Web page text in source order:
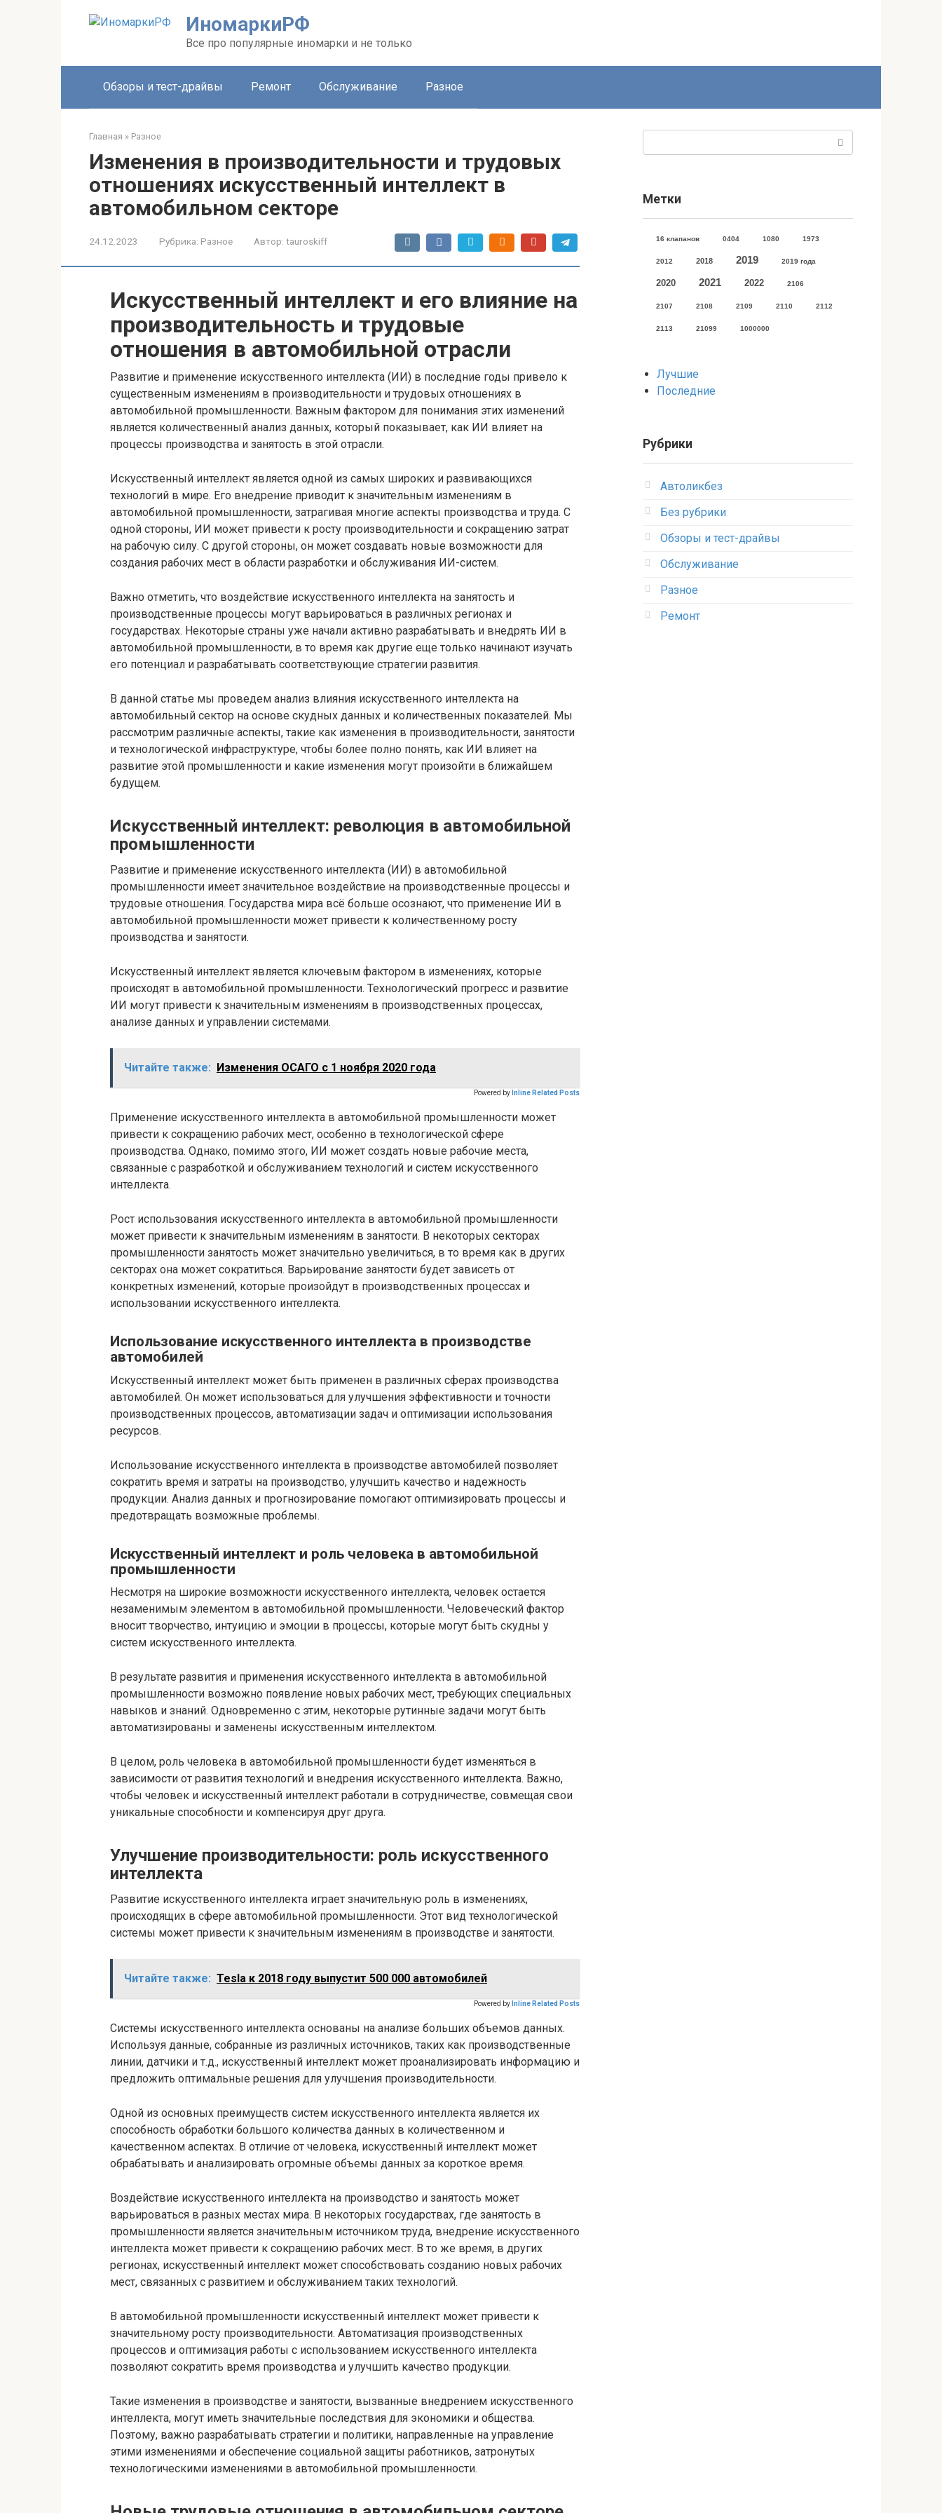
ИномаркиРФ
Все про популярные иномарки и не только
Обзоры и тест-драйвы Ремонт Обслуживание Разное
Главная » Разное
Изменения в производительности и трудовых
отношениях искусственный интеллект в
автомобильном секторе
24.12.2023 Рубрика: Разное Автор: tauroskiff
Искусственный интеллект и его влияние на
производительность и трудовые
отношения в автомобильной отрасли
Развитие и применение искусственного интеллекта (ИИ) в последние годы привело к
существенным изменениям в производительности и трудовых отношениях в
автомобильной промышленности. Важным фактором для понимания этих изменений
является количественный анализ данных, который показывает, как ИИ влияет на
процессы производства и занятость в этой отрасли.
Искусственный интеллект является одной из самых широких и развивающихся
технологий в мире. Его внедрение приводит к значительным изменениям в
автомобильной промышленности, затрагивая многие аспекты производства и труда. С
одной стороны, ИИ может привести к росту производительности и сокращению затрат
на рабочую силу. С другой стороны, он может создавать новые возможности для
создания рабочих мест в области разработки и обслуживания ИИ-систем.
Важно отметить, что воздействие искусственного интеллекта на занятость и
производственные процессы могут варьироваться в различных регионах и
государствах. Некоторые страны уже начали активно разрабатывать и внедрять ИИ в
автомобильной промышленности, в то время как другие еще только начинают изучать
его потенциал и разрабатывать соответствующие стратегии развития.
В данной статье мы проведем анализ влияния искусственного интеллекта на
автомобильный сектор на основе скудных данных и количественных показателей. Мы
рассмотрим различные аспекты, такие как изменения в производительности, занятости
и технологической инфраструктуре, чтобы более полно понять, как ИИ влияет на
развитие этой промышленности и какие изменения могут произойти в ближайшем
будущем.
Искусственный интеллект: революция в автомобильной
промышленности
Развитие и применение искусственного интеллекта (ИИ) в автомобильной
промышленности имеет значительное воздействие на производственные процессы и
трудовые отношения. Государства мира всё больше осознают, что применение ИИ в
автомобильной промышленности может привести к количественному росту
производства и занятости.
Искусственный интеллект является ключевым фактором в изменениях, которые
происходят в автомобильной промышленности. Технологический прогресс и развитие
ИИ могут привести к значительным изменениям в производственных процессах,
анализе данных и управлении системами.
Читайте также: Изменения ОСАГО с 1 ноября 2020 года
Powered by Inline Related Posts
Применение искусственного интеллекта в автомобильной промышленности может
привести к сокращению рабочих мест, особенно в технологической сфере
производства. Однако, помимо этого, ИИ может создать новые рабочие места,
связанные с разработкой и обслуживанием технологий и систем искусственного
интеллекта.
Рост использования искусственного интеллекта в автомобильной промышленности
может привести к значительным изменениям в занятости. В некоторых секторах
промышленности занятость может значительно увеличиться, в то время как в других
секторах она может сократиться. Варьирование занятости будет зависеть от
конкретных изменений, которые произойдут в производственных процессах и
использовании искусственного интеллекта.
Использование искусственного интеллекта в производстве
автомобилей
Искусственный интеллект может быть применен в различных сферах производства
автомобилей. Он может использоваться для улучшения эффективности и точности
производственных процессов, автоматизации задач и оптимизации использования
ресурсов.
Использование искусственного интеллекта в производстве автомобилей позволяет
сократить время и затраты на производство, улучшить качество и надежность
продукции. Анализ данных и прогнозирование помогают оптимизировать процессы и
предотвращать возможные проблемы.
Искусственный интеллект и роль человека в автомобильной
промышленности
Несмотря на широкие возможности искусственного интеллекта, человек остается
незаменимым элементом в автомобильной промышленности. Человеческий фактор
вносит творчество, интуицию и эмоции в процессы, которые могут быть скудны у
систем искусственного интеллекта.
В результате развития и применения искусственного интеллекта в автомобильной
промышленности возможно появление новых рабочих мест, требующих специальных
навыков и знаний. Одновременно с этим, некоторые рутинные задачи могут быть
автоматизированы и заменены искусственным интеллектом.
В целом, роль человека в автомобильной промышленности будет изменяться в
зависимости от развития технологий и внедрения искусственного интеллекта. Важно,
чтобы человек и искусственный интеллект работали в сотрудничестве, совмещая свои
уникальные способности и компенсируя друг друга.
Улучшение производительности: роль искусственного
интеллекта
Развитие искусственного интеллекта играет значительную роль в изменениях,
происходящих в сфере автомобильной промышленности. Этот вид технологической
системы может привести к значительным изменениям в производстве и занятости.
Читайте также: Tesla к 2018 году выпустит 500 000 автомобилей
Powered by Inline Related Posts
Системы искусственного интеллекта основаны на анализе больших объемов данных.
Используя данные, собранные из различных источников, таких как производственные
линии, датчики и т.д., искусственный интеллект может проанализировать информацию и
предложить оптимальные решения для улучшения производительности.
Одной из основных преимуществ систем искусственного интеллекта является их
способность обработки большого количества данных в количественном и
качественном аспектах. В отличие от человека, искусственный интеллект может
обрабатывать и анализировать огромные объемы данных за короткое время.
Воздействие искусственного интеллекта на производство и занятость может
варьироваться в разных местах мира. В некоторых государствах, где занятость в
промышленности является значительным источником труда, внедрение искусственного
интеллекта может привести к сокращению рабочих мест. В то же время, в других
регионах, искусственный интеллект может способствовать созданию новых рабочих
мест, связанных с развитием и обслуживанием таких технологий.
В автомобильной промышленности искусственный интеллект может привести к
значительному росту производительности. Автоматизация производственных
процессов и оптимизация работы с использованием искусственного интеллекта
позволяют сократить время производства и улучшить качество продукции.
Такие изменения в производстве и занятости, вызванные внедрением искусственного
интеллекта, могут иметь значительные последствия для экономики и общества.
Поэтому, важно разрабатывать стратегии и политики, направленные на управление
этими изменениями и обеспечение социальной защиты работников, затронутых
технологическими изменениями в автомобильной промышленности.
Метки
16 клапанов 0404 1080 1973
2012 2018 2019 2019 года
2020 2021 2022 2106
2107 2108 2109 2110 2112
2113 21099 1000000
Лучшие
Последние
Рубрики
Автоликбез
Без рубрики
Обзоры и тест-драйвы
Обслуживание
Разное
Ремонт